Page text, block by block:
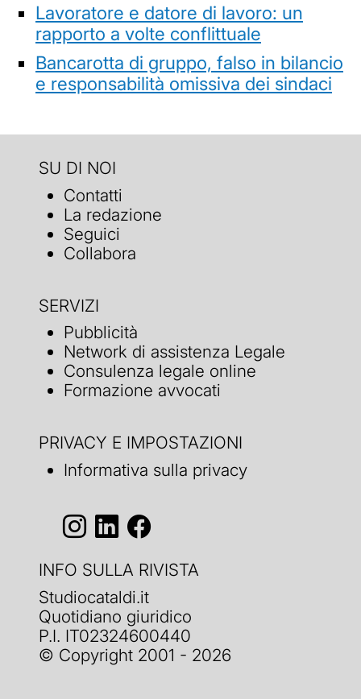
Lavoratore e datore di lavoro: un
rapporto a volte conflittuale
Bancarotta di gruppo, falso in bilancio
e responsabilità omissiva dei sindaci
SU DI NOI
Contatti
La redazione
Seguici
Collabora
SERVIZI
Pubblicità
Network di assistenza Legale
Consulenza legale online
Formazione avvocati
PRIVACY E IMPOSTAZIONI
Informativa sulla privacy
INFO SULLA RIVISTA
Studiocataldi.it
Quotidiano giuridico
P.I. IT02324600440
© Copyright 2001 - 2026